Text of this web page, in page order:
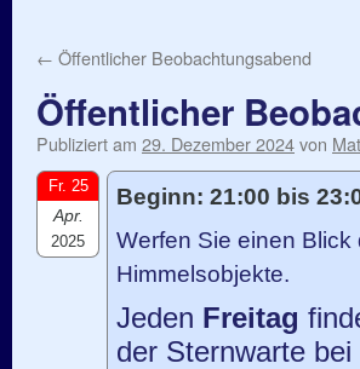
← Öffentlicher Beobachtungsabend
Öffentlicher
Publiziert am 29. Dezember 2024von
Fr. 25
Apr.
2025
Beginn: 21:00 bis
Werfen Sie einen
Himmelsobjekte.
Jeden Freitag
der Sternwarte bei